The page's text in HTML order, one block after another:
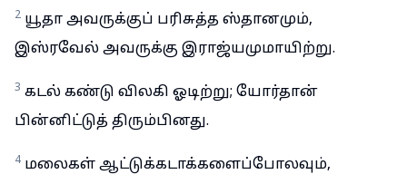
2 யூதா அவருக்குப் பரிசுத்த ஸ்தானமும்,
இஸ்ரவேல் அவருக்கு இராஜ்யமுமாயிற்று.
3 கடல் கண்டு விலகி ஓடிற்று; யோர்தான்
பின்னிட்டுத் திரும்பினது.
4 மலைகள் ஆட்டுக்கடாக்களைப்போலவும்,